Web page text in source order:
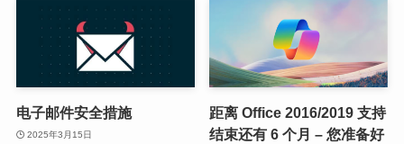
电子邮件安全措施
2025年3月15日
距离 Office 2016/2019 支持
结束还有 6 个月 – 您准备好